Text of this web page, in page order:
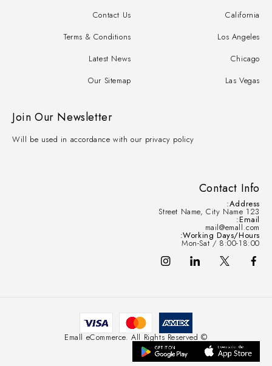
Contact Info
Address:
123 Street Name, City Name
Email:
mail@emall.com
Working Days/Hours:
Mon-Sat / 8:00-18:00
California
Los Angeles
Chicago
Las Vegas
Contact Us
Terms & Conditions
Latest News
Our Sitemap
Join Our Newsletter
Will be used in accordance with our privacy policy
© Emall eCommerce. All Rights Reserved